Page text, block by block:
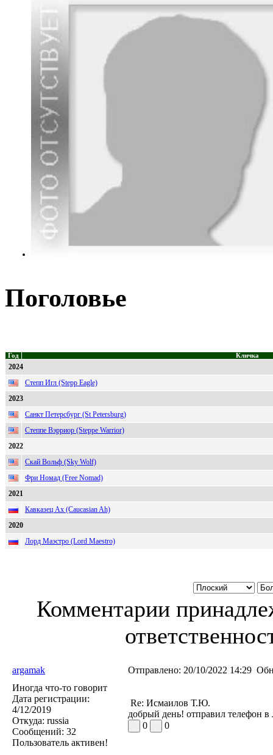
Поголовье
Год Кличка
2024
Степп Игл (Stepp Eagle)
2023
Санкт Петерсбург (St Petersburg)
Степпе Вэрриор (Steppe Warrior)
2022
Скай Вольф (Sky Wolf)
Фри Номад (Free Nomad)
2021
Кавказец Ах (Caucasian Ah)
2020
Лорд Маэстро (Lord Maestro)
Комментарии
argamak Отправлено: 20/10/2022 14:29
Иногда что-то говорит
Дата регистрации:
4/12/2019
Откуда: russia
Сообщений: 32
Пользователь активен!
Re: Исмаилов Т.Ю.
добрый день! отправил телефон в
0
0